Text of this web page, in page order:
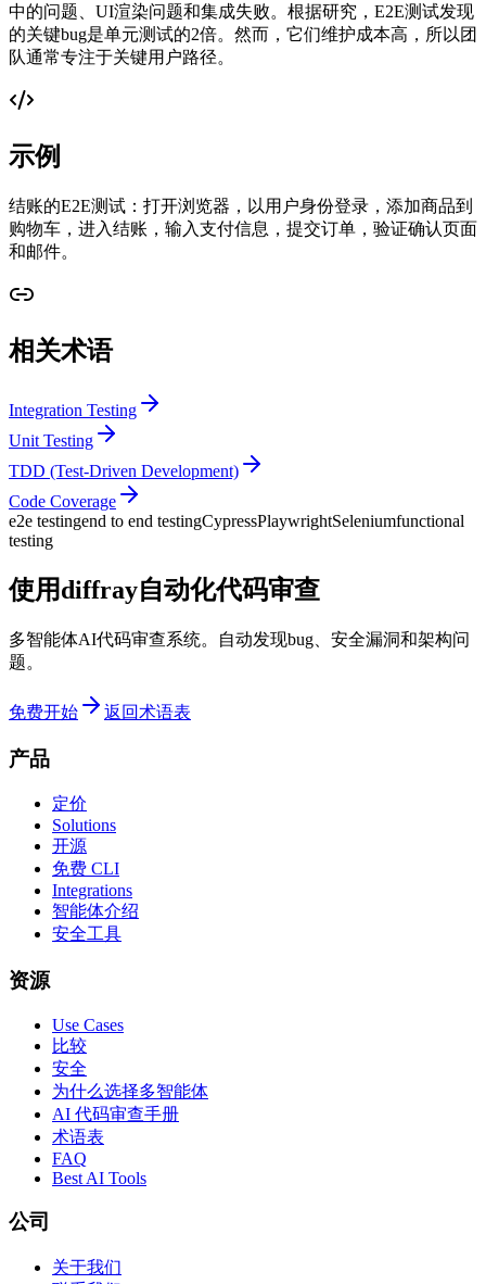
中的问题、UI渲染问题和集成失败。根据研究，E2E测试发现
的关键bug是单元测试的2倍。然而，它们维护成本高，所以团
队通常专注于关键用户路径。
示例
结账的E2E测试：打开浏览器，以用户身份登录，添加商品到
购物车，进入结账，输入支付信息，提交订单，验证确认页面
和邮件。
相关术语
Integration Testing
Unit Testing
TDD (Test-Driven Development)
Code Coverage
e2e testingend to end testingCypressPlaywrightSeleniumfunctional
testing
使用diffray自动化代码审查
多智能体AI代码审查系统。自动发现bug、安全漏洞和架构问
题。
免费开始 返回术语表
产品
定价
Solutions
开源
免费 CLI
Integrations
智能体介绍
安全工具
资源
Use Cases
比较
安全
为什么选择多智能体
AI 代码审查手册
术语表
FAQ
Best AI Tools
公司
关于我们